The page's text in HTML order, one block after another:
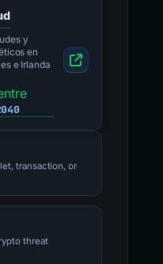
y
en
e Irlanda
transaction, or
threat